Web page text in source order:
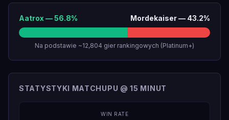
Aatrox —56.8% Mordekaiser— 43.2%
Na podstawie ~12,804 gier rankingowych (Platinum+)
STATYSTYKI MATCHUPU @ 15 MINUT
WIN RATE